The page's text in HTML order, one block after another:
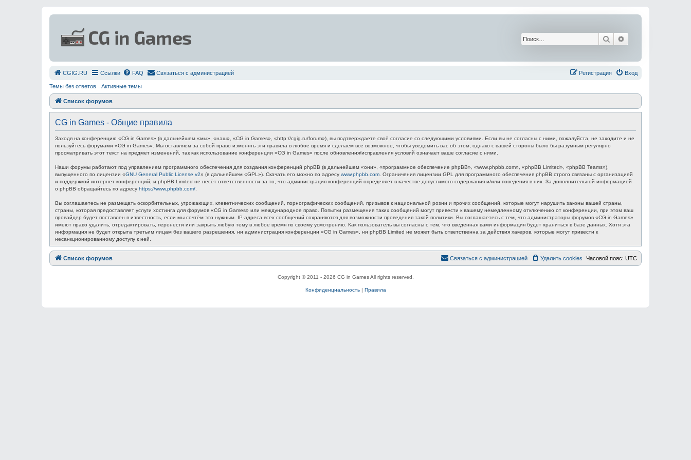
Поиск
СGIG.RU Ссылки FAQ Связаться с администрацией Вход
Регистрация
Темы без ответов Активные темы
Список форумов
CG in Games - Общие правила
Заходя на конференцию «CG in Games» (в дальнейшем «мы», «наш», «CG in Games», «http://cgig.ru/forum»), вы подтверждаете своё согласие со следующими условиями. Если вы не согласны с ними, пожалуйста, не заходите и не
пользуйтесь форумами «CG in Games». Мы оставляем за собой право изменять эти правила в любое время и сделаем всё возможное, чтобы уведомить вас об этом, однако с вашей стороны было бы разумным регулярно
просматривать этот текст на предмет изменений, так как использование конференции «CG in Games» после обновления/исправления условий означает ваше согласие с ними.
Наши форумы работают под управлением программного обеспечения для создания конференций phpBB (в дальнейшем «они», «программное обеспечение phpBB», «www.phpbb.com», «phpBB Limited», «phpBB Teams»),
выпущенного по лицензии «GNU General Public License v2» (в дальнейшем «GPL»). Скачать его можно по адресу www.phpbb.com . Ограничения лицензии GPL для программного обеспечения phpBB строго связаны с организацией
и поддержкой интернет-конференций, и phpBB Limited не несёт ответственности за то, что администрация конференций определяет в качестве допустимого содержания и/или поведения в них. За дополнительной информацией
о phpBB обращайтесь по адресу https://www.phpbb.com/
Вы соглашаетесь не размещать оскорбительных, угрожающих, клеветнических сообщений, порнографических сообщений, призывов к национальной розни и прочих сообщений, которые могут нарушить законы вашей страны,
страны, которая предоставляет услуги хостинга для форумов «CG in Games» или международное право. Попытки размещения таких сообщений могут привести к вашему немедленному отключению от конференции, при этом ваш
провайдер будет поставлен в известность, если мы сочтём это нужным. IP-адреса всех сообщений сохраняются для возможности проведения такой политики. Вы соглашаетесь с тем, что администраторы форумов «CG in Games»
имеют право удалить, отредактировать, перенести или закрыть любую тему в любое время по своему усмотрению. Как пользователь вы согласны с тем, что введённая вами информация будет храниться в базе данных. Хотя эта
информация не будет открыта третьим лицам без вашего разрешения, ни администрация конференции «CG in Games», ни phpBB Limited не может быть ответственна за действия хакеров, которые могут привести к
несанкционированному доступу к ней.
Список форумов Часовой пояс: UTC
Удалить cookies
Связаться с администрацией
Copyright © 2011 - 2026 CG in Games All rights reserved.
Конфиденциальность| Правила